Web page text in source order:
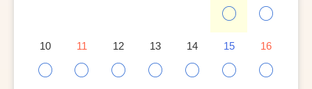
○ ○
10
○
11
○
12
○
13
○
14
○
15
○
16
○